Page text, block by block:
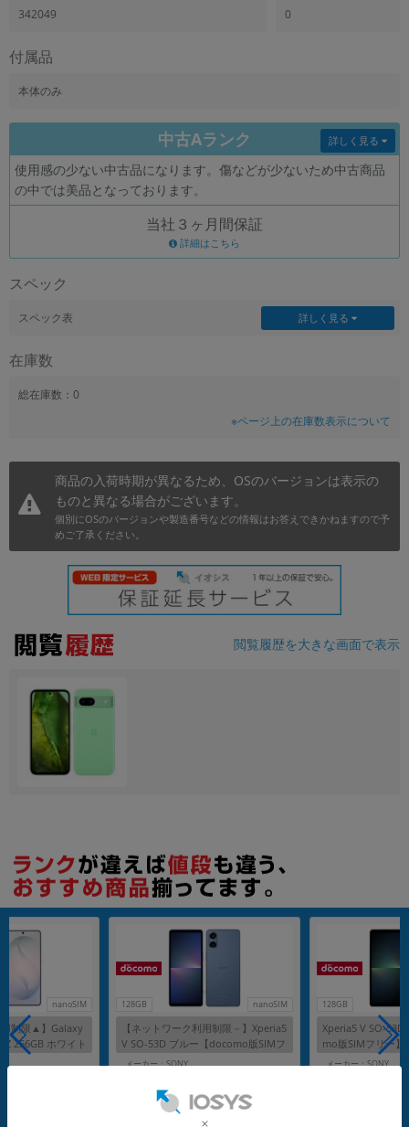
342049 0
付属品
本体のみ
中古Aランク
使用感の少ない中古品になります。傷などが少ないため中古商品
の中では美品となっております。
詳しく見る
当社３ヶ月間保証
詳細はこちら
スペック
スペック表 詳しく見る
在庫数
総在庫数：0
※ページ上の在庫数表示について
商品の入荷時期が異なるため、OSのバージョンは表示の
ものと異なる場合がございます。
個別にOSのバージョンや製造番号などの情報はお答えできかねますので予
めご了承ください。
閲覧履歴を大きな画面で表示
nanoSIM
制限▲】Galaxy
256GB ホワイト
リー】
128GB nanoSIM
【ネットワーク利用制限－】Xperia5
V SO-53D ブルー【docomo版SIMフ
リー】
メーカー：SONY
付属品: 本体のみ
在庫数：1
128GB
Xperia5 V SO-
mo版SIMフリー】
メーカー：SONY
ドライブの絞り込み
ランク
CPU
CPUの絞り込み
価格
月 から
各項目のチェックボックスは「or検索」となります。
ただし機能別のみ「and検索」となります。